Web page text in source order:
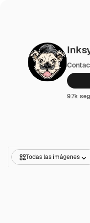
9.7k
Todas las imágenes